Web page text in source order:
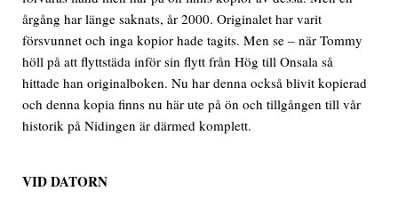
årgång har länge saknats, år 2000. Originalet har varit
försvunnet och inga kopior hade tagits. Men se – när Tommy
höll på att flyttstäda inför sin flytt från Hög till Onsala så
hittade han originalboken. Nu har denna också blivit kopierad
och denna kopia finns nu här ute på ön och tillgången till vår
historik på Nidingen är därmed komplett.
VID DATORN